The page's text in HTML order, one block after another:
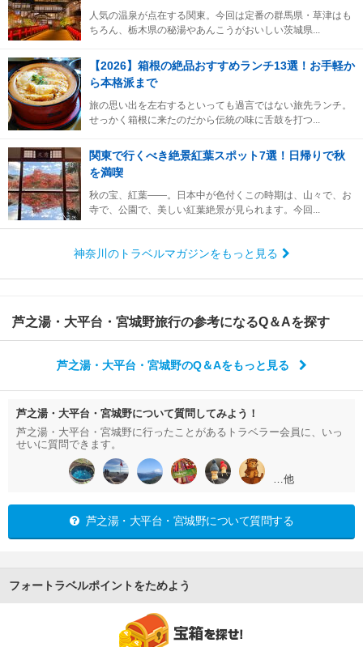
人気の温泉が点在する関東。今回は定番の群馬県・草津はも
ちろん、栃木県の秘湯やあんこうがおいしい茨城県...
【2026】箱根の絶品おすすめランチ13選！お手軽か
ら本格派まで
旅の思い出を左右するといっても過言ではない旅先ランチ。
せっかく箱根に来たのだから伝統の味に舌鼓を打つ...
関東で行くべき絶景紅葉スポット7選！日帰りで秋
を満喫
秋の宝、紅葉――。日本中が色付くこの時期は、山々で、お
寺で、公園で、美しい紅葉絶景が見られます。今回...
神奈川のトラベルマガジンをもっと見る
芦之湯・大平台・宮城野旅行の参考になるQ＆Aを探す
芦之湯・大平台・宮城野のQ＆Aをもっと見る
芦之湯・大平台・宮城野について質問してみよう！
芦之湯・大平台・宮城野に行ったことがあるトラベラー会員に、いっ
せいに質問できます。
…他
芦之湯・大平台・宮城野について質問する
フォートラベルポイントをためよう